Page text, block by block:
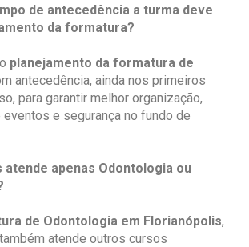
de antecedência a turma deve
da formatura?
planejamento da formatura de
antecedência, ainda nos primeiros
para garantir melhor organização,
e segurança no fundo de
atende apenas Odontologia ou
de Odontologia em Florianópolis,
atende outros cursos